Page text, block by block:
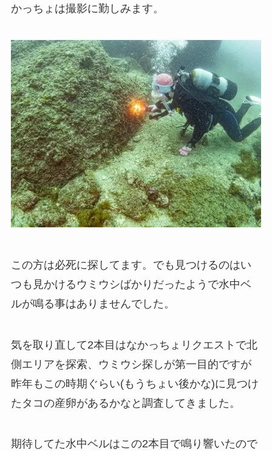
かっちょは撮影に勤しみます。
この方は必死に探してます。でも見つけるのはい
つも見かけるウミウシばかりだったようで水中ベ
ルが鳴る事はありませんでした。
気を取り直して2本目はなかっちょリクエストで北
側エリアを探索、ウミウシ探しが第一目的ですが
昨年もこの時期ぐらい(もうちょい後かな)に見つけ
たタコの産卵があるかなと調査してきました。
期待してた水中ベルはこの2本目で鳴り響いたので